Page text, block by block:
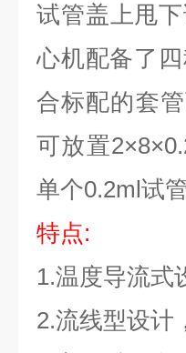
试管盖上甩
心机配备了
合标配的套
可放置2
单个0.2ml试
特点:
1.温度导流式
2.流线型设计